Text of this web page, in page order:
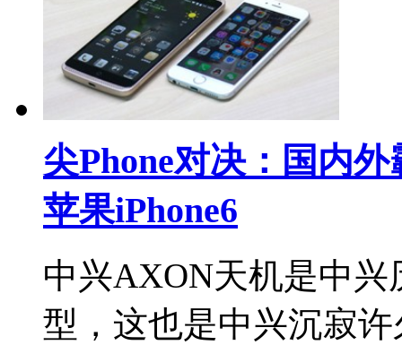
尖Phone对决：国内
苹果iPhone6
中兴AXON天机是中
型，这也是中兴沉寂